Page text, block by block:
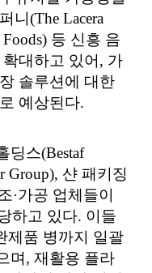
니(The Lacera
등 신흥 음
대하고 있어, 가
솔루션에 대한
예상된다.
딩스(Bestaf
Group), 샨 패키징
·가공 업체들이
하고 있다. 이들
제품 병까지 일괄
며, 재활용 플라